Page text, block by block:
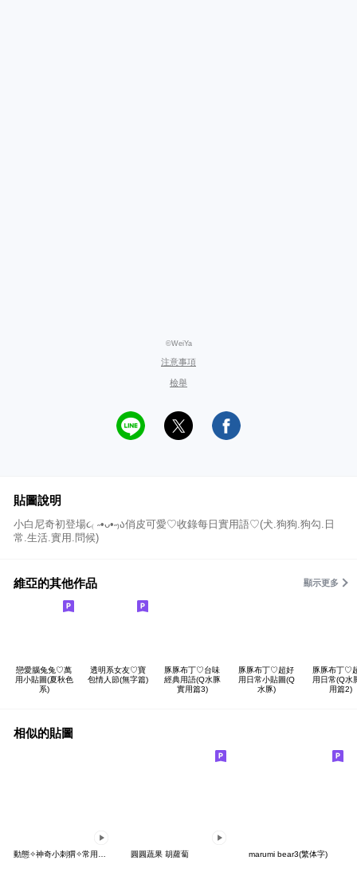
©WeiYa
注意事項
檢舉
貼圖說明
小白尼奇初登場૮₍ ˶•ᴗ•˶₎ა俏皮可愛♡收錄每日實用語♡(犬.狗狗.狗勾.日
常.生活.實用.問候)
維亞的其他作品 顯示更多
戀愛腦兔兔♡萬
用小貼圖(夏秋色
系)
透明系女友♡寶
包情人節(無字篇)
豚豚布丁♡台味
經典用語(Q水豚
實用篇3)
豚豚布丁♡超好
用日常小貼圖(Q
水豚)
豚豚布丁♡
用日常(Q水
用篇2)
相似的貼圖
動態✧神奇小刺猬✧常用好用 圓圓蔬果 胡蘿蔔 marumi bear3(繁体字)